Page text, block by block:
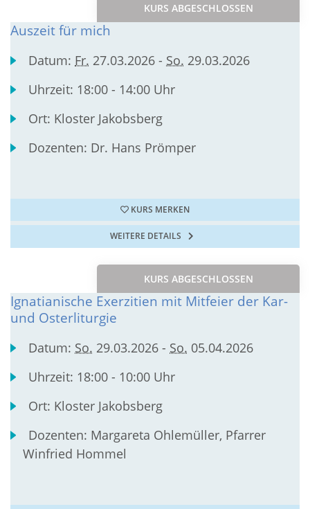
KURS ABGESCHLOSSEN
Auszeit für mich
Datum: Fr. 27.03.2026 - So. 29.03.2026
Uhrzeit: 18:00 - 14:00 Uhr
Ort: Kloster Jakobsberg
Dozenten: Dr. Hans Prömper
KURS MERKEN
WEITERE DETAILS
KURS ABGESCHLOSSEN
Ignatianische Exerzitien mit Mitfeier der Kar-
und Osterliturgie
Datum: So. 29.03.2026 - So. 05.04.2026
Uhrzeit: 18:00 - 10:00 Uhr
Ort: Kloster Jakobsberg
Dozenten: Margareta Ohlemüller, Pfarrer
Winfried Hommel